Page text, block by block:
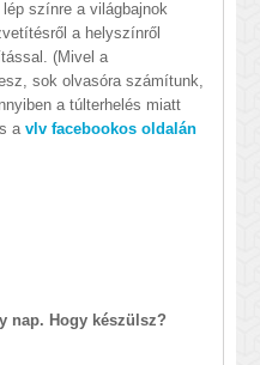
színre a világbajnok
a helyszínről
(Mivel a
sok olvasóra számítunk,
a túlterhelés miatt
a vlv facebookos oldalán
nap. Hogy készülsz?